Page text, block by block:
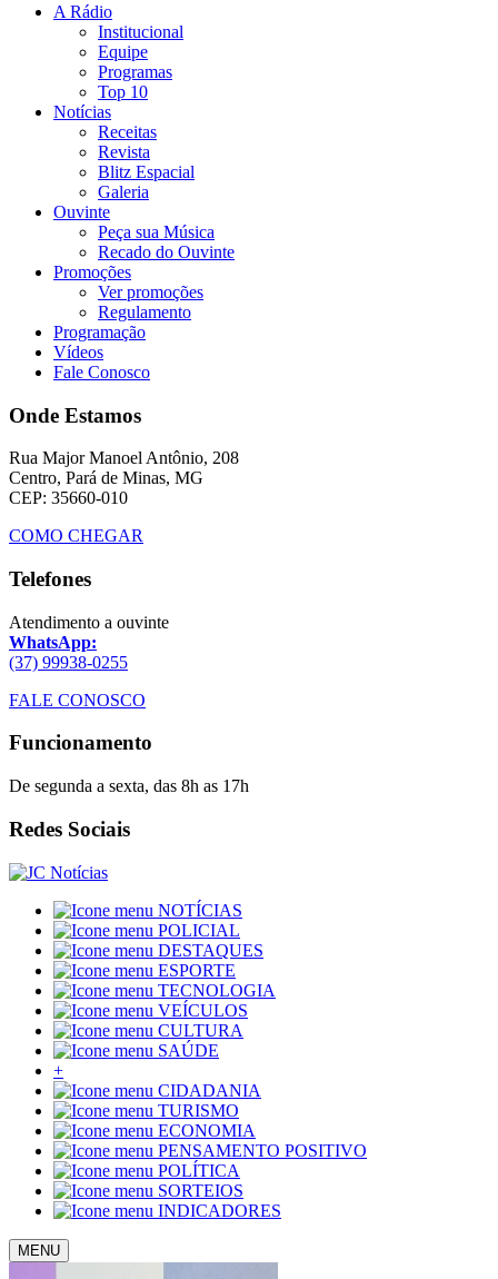
A Rádio
Institucional
Equipe
Programas
Top 10
Notícias
Receitas
Revista
Blitz Espacial
Galeria
Ouvinte
Peça sua Música
Recado do Ouvinte
Promoções
Ver promoções
Regulamento
Programação
Vídeos
Fale Conosco
Onde Estamos
Rua Major Manoel Antônio, 208
Centro, Pará de Minas, MG
CEP: 35660-010
COMO CHEGAR
Telefones
Atendimento a ouvinte
WhatsApp:
(37) 99938-0255
FALE CONOSCO
Funcionamento
De segunda a sexta, das 8h as 17h
Redes Sociais
NOTÍCIAS
POLICIAL
DESTAQUES
ESPORTE
TECNOLOGIA
VEÍCULOS
CULTURA
SAÚDE
+
CIDADANIA
TURISMO
ECONOMIA
PENSAMENTO POSITIVO
POLÍTICA
SORTEIOS
INDICADORES
MENU